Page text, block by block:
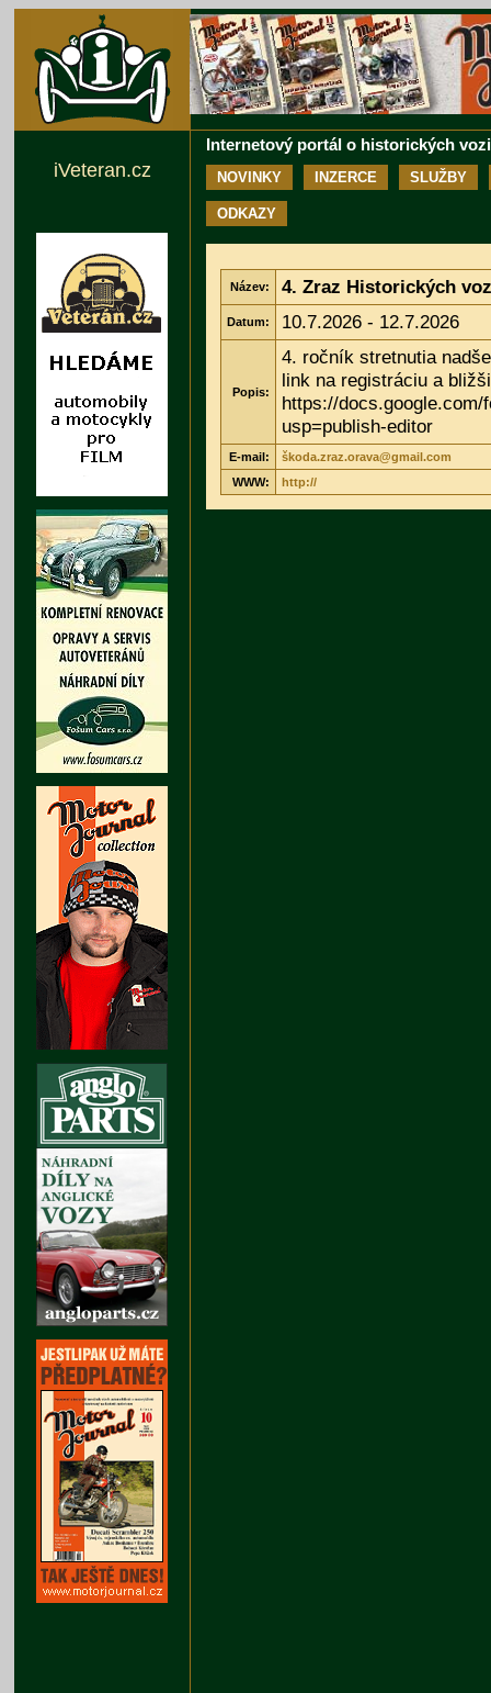
Internetový portál o historických
NOVINKY INZERCE SLUŽBY
ODKAZY
Název: 4. Zraz Historických
Datum: 10.7.2026 - 12.7.2026
Popis:
4. ročník stretnutia
link na registráciu a
https://docs.google.com/
usp=publish-editor
E-mail:
škoda.zraz.orava@gmail.com
WWW:
http://
iVeteran.cz